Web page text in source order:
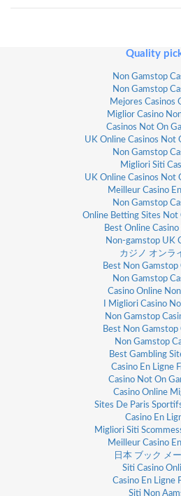
Quality
Non Gamstop
Non Gamstop
Mejores Casinos
Miglior Casino
Casinos Not On
UK Online Casinos Not
Non Gamstop
Migliori Siti
UK Online Casinos Not
Meilleur Casino
Non Gamstop
Online Betting Sites Not
Best Online Casino
Non-gamstop UK
カジノ オンラ
Best Non Gamstop
Non Gamstop
Casino Online
I Migliori Casino
Non Gamstop
Best Non Gamstop
Non Gamstop
Best Gambling
Casino En Ligne
Casino Not On
Casino Online
Sites De Paris
Casino En
Migliori Siti
Meilleur Casino
日本 ブック メ
Siti Casino
Casino En Ligne
Siti Non